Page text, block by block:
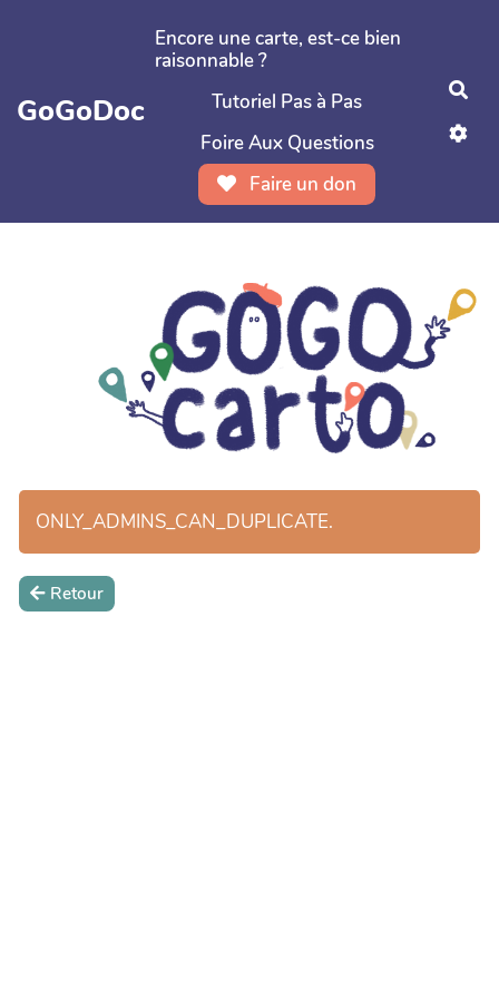
Aller au contenu principal
GoGoDoc
Encore une carte, est-ce bien
raisonnable ?
Tutoriel Pas à Pas
Foire Aux Questions
Faire un don
ONLY_ADMINS_CAN_DUPLICATE.
Retour